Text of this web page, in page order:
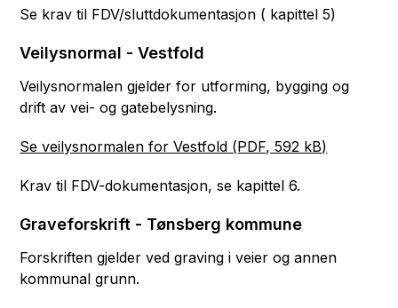
Se krav til FDV/sluttdokumentasjon ( kapittel 5)
Veilysnormal - Vestfold
Veilysnormalen gjelder for utforming, bygging og
drift av vei- og gatebelysning.
Se veilysnormalen for Vestfold (PDF, 592 kB)
Krav til FDV-dokumentasjon, se kapittel 6.
Graveforskrift - Tønsberg kommune
Forskriften gjelder ved graving i veier og annen
kommunal grunn.